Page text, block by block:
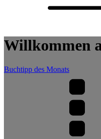
Willkommen
Buchtipp des Monats